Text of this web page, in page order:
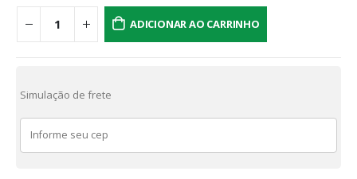
ADICIONAR AO CARRINHO
Simulação de frete